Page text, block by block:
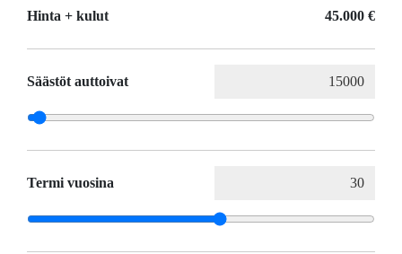
Hinta + kulut 45.000 €
Säästöt auttoivat
Termi vuosina